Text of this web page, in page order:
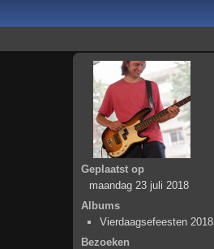
Geplaatst op
maandag 23 juli 2018
Albums
Vierdaagsefeesten 2018
Bezoeken